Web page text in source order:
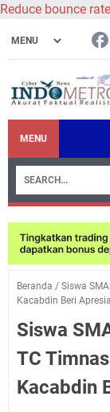
Reduce bounce
MENU
Beranda / Siswa
Kacabdin Beri
Siswa
TC
Kacabdin